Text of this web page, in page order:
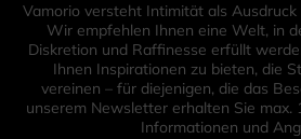
Vamorio versteht Intimität als Ausdruck
Wir empfehlen Ihnen eine Welt, in
Diskretion und Raffinesse erfüllt
Ihnen Inspirationen zu bieten, die
vereinen – für diejenigen, die das
unserem Newsletter erhalten Sie max.
Informationen und